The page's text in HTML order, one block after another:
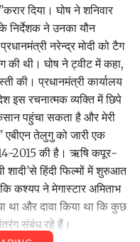
दिया। घोष ने शनिवार
निर्देशक ने उनका यौन
नरेन्द्र मोदी को टैग
की थी। घोष ने ट्वीट में कहा,
की। प्रधानमंत्री कार्यालय
इस रचनात्मक व्यक्ति में छिपे
पहुंचा सकता है और मेरी
एबीएन तेलुगु को जारी एक
2015 की है। ऋषि कपूर-
शादी’से हिंदी फिल्मों में शुरुआत
कश्यप ने मेगास्टार अमिताभ
था और दावा किया था कि कुछ
संबंध रहे हैं।